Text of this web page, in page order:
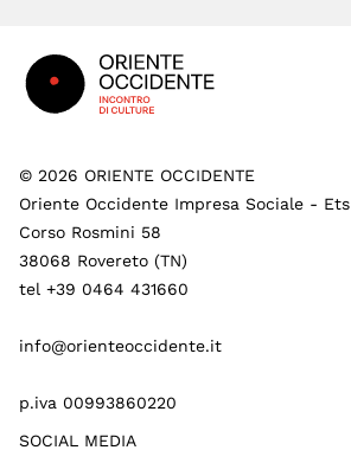
© 2026 ORIENTE OCCIDENTE
Oriente Occidente Impresa Sociale - Ets
Corso Rosmini 58
38068 Rovereto (TN)
tel +39 0464 431660
info@orienteoccidente.it
p.iva 00993860220
SOCIAL MEDIA